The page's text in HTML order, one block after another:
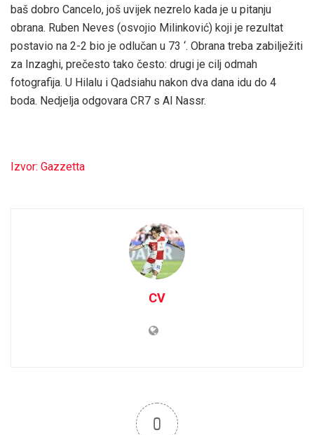
baš dobro Cancelo, još uvijek nezrelo kada je u pitanju
obrana. Ruben Neves (osvojio Milinković) koji je rezultat
postavio na 2-2 bio je odlučan u 73 ‘. Obrana treba zabilježiti
za Inzaghi, prečesto tako često: drugi je cilj odmah
fotografija. U Hilalu i Qadsiahu nakon dva dana idu do 4
boda. Nedjelja odgovara CR7 s Al Nassr.
Izvor: Gazzetta
CV
0